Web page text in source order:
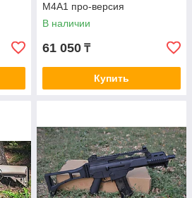
М4А1 про-версия
В наличии
61 050 ₸
Купить